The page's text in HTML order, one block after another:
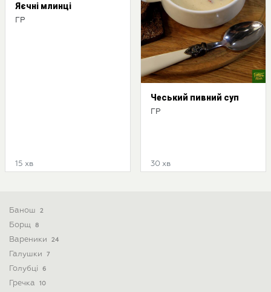
Яєчні млинці
ГР
15 хв
Чеський пивний суп
ГР
30 хв
Банош 2
Борщ 8
Вареники 24
Галушки 7
Голубці 6
Гречка 10